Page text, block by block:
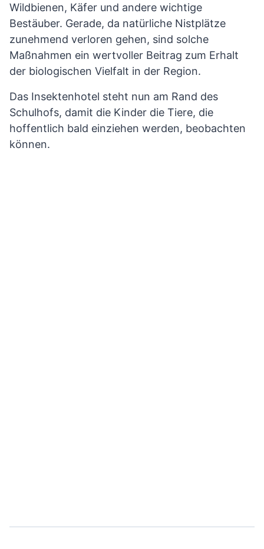
Wildbienen, Käfer und andere wichtige
Bestäuber. Gerade, da natürliche Nistplätze
zunehmend verloren gehen, sind solche
Maßnahmen ein wertvoller Beitrag zum Erhalt
der biologischen Vielfalt in der Region.
Das Insektenhotel steht nun am Rand des
Schulhofs, damit die Kinder die Tiere, die
hoffentlich bald einziehen werden, beobachten
können.